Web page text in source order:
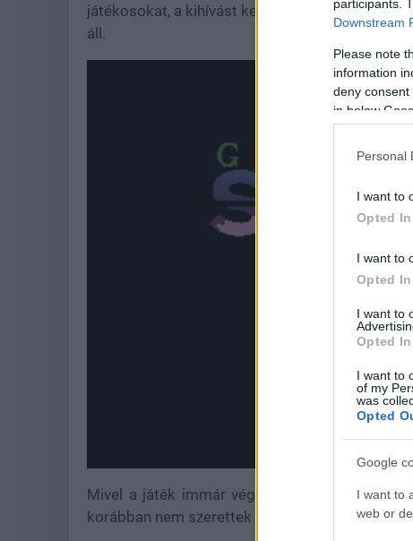
participants.
Downstream
Please note
information
deny
in below
Personal
I want to
Opted In
I want to
Opted In
I want to
Opted In
I want to
of my
was
Opted
Google
I want to
web or
játékosokat, a kihívást keresőknek pedig egy
áll.
Mivel a játék immár véglegesen ingyenes,
korábban nem szerettek volna fizetni érte.